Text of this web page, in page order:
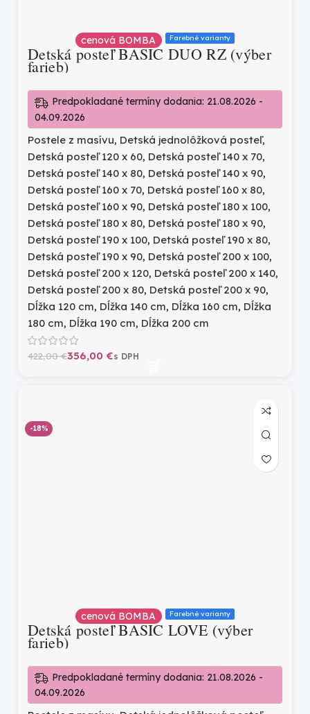
cenová BOMBA Farebné varianty
Detská posteľ BASIC DUO RZ (výber
farieb)
Predpokladané termíny dodania: 21.08.2026 -
04.09.2026
Postele z masívu, Detská jednolôžková posteľ,
Detská posteľ 120 x 60, Detská posteľ 140 x 70,
Detská posteľ 140 x 80, Detská posteľ 140 x 90,
Detská posteľ 160 x 70, Detská posteľ 160 x 80,
Detská posteľ 160 x 90, Detská posteľ 180 x 100,
Detská posteľ 180 x 80, Detská posteľ 180 x 90,
Detská posteľ 190 x 100, Detská posteľ 190 x 80,
Detská posteľ 190 x 90, Detská posteľ 200 x 100,
Detská posteľ 200 x 120, Detská posteľ 200 x 140,
Detská posteľ 200 x 80, Detská posteľ 200 x 90,
Dĺžka 120 cm, Dĺžka 140 cm, Dĺžka 160 cm, Dĺžka
180 cm, Dĺžka 190 cm, Dĺžka 200 cm
422,00€356,00 €
-18%
cenová BOMBA Farebné varianty
Detská posteľ BASIC LOVE (výber
farieb)
Predpokladané termíny dodania: 21.08.2026 -
04.09.2026